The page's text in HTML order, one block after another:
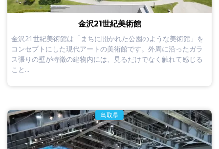
金沢21世紀美術館
金沢21世紀美術館は「まちに開かれた公園のような美術館」を
コンセプトにした現代アートの美術館です。外周に沿ったガラ
ス張りの壁が特徴の建物内には、見るだけでなく触れて感じる
こと...
鳥取県